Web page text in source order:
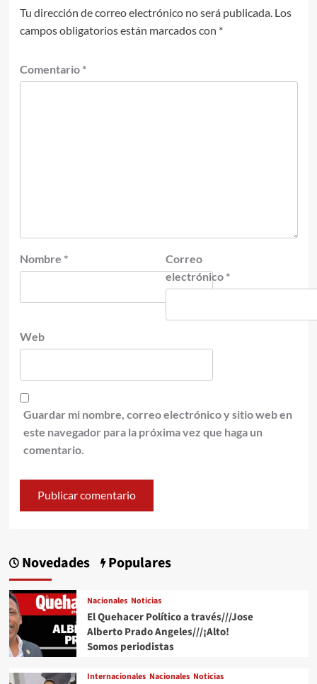
Tu dirección de correo electrónico no será publicada. Los
campos obligatorios están marcados con *
Comentario *
Nombre *
Correo
electrónico *
Web
Guardar mi nombre, correo electrónico y sitio web en
este navegador para la próxima vez que haga un
comentario.
Novedades Populares
Nacionales Noticias
El Quehacer Político a través///Jose
Alberto Prado Angeles///¡Alto!
Somos periodistas
Internacionales Nacionales Noticias